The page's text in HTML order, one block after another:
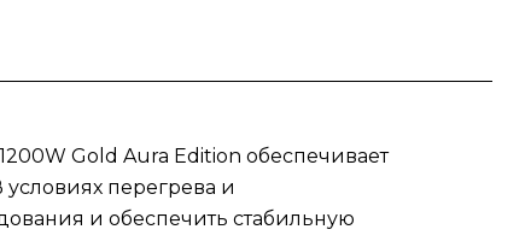
Gold Aura Edition обеспечивает
перегрева и
и обеспечить стабильную